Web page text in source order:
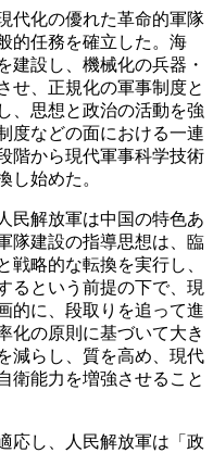
代化の優れた革命的軍隊
的任務を確立した。海
建設し、機械化の兵器・
せ、正規化の軍事制度と
、思想と政治の活動を強
度などの面における一連
階から現代軍事科学技術
し始めた。
民解放軍は中国の特色あ
隊建設の指導思想は、臨
戦略的な転換を実行し、
るという前提の下で、現
的に、段取りを追って進
化の原則に基づいて大き
減らし、質を高め、現代
衛能力を増強させること
応し、人民解放軍は「政